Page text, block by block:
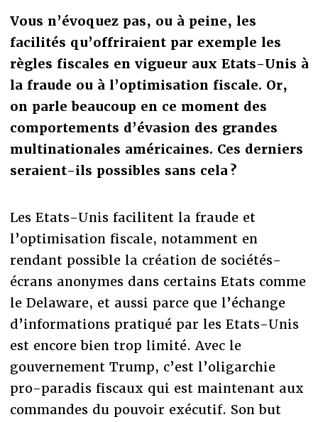
Vous n’évoquez pas, ou à peine, les
facilités qu’offriraient par exemple les
règles fiscales en vigueur aux Etats-Unis à
la fraude ou à l’optimisation fiscale. Or,
on parle beaucoup en ce moment des
comportements d’évasion des grandes
multinationales américaines. Ces derniers
seraient-ils possibles sans cela ?
Les Etats-Unis facilitent la fraude et
l’optimisation fiscale, notamment en
rendant possible la création de sociétés-
écrans anonymes dans certains Etats comme
le Delaware, et aussi parce que l’échange
d’informations pratiqué par les Etats-Unis
est encore bien trop limité. Avec le
gouvernement Trump, c’est l’oligarchie
pro-paradis fiscaux qui est maintenant aux
commandes du pouvoir exécutif. Son but